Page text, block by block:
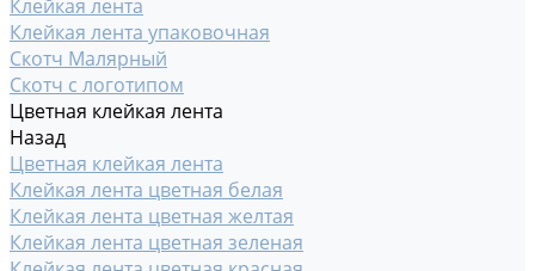
Клейкая лента
Клейкая лента упаковочная
Скотч Малярный
Скотч с логотипом
Цветная клейкая лента
Назад
Цветная клейкая лента
Клейкая лента цветная белая
Клейкая лента цветная желтая
Клейкая лента цветная зеленая